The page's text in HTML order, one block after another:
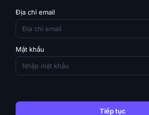
Địa chỉ email
Mật khẩu
Tiếp tục